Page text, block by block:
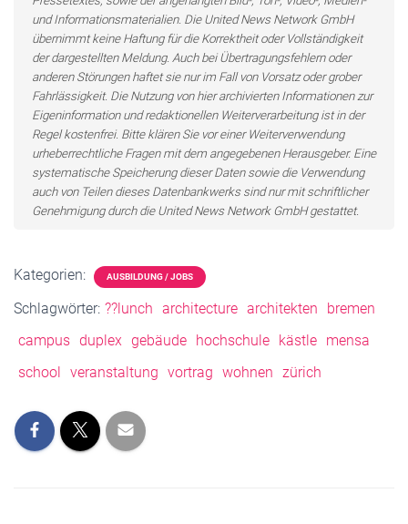
und Informationsmaterialien. Die United News Network GmbH
übernimmt keine Haftung für die Korrektheit oder Vollständigkeit
der dargestellten Meldung. Auch bei Übertragungsfehlern oder
anderen Störungen haftet sie nur im Fall von Vorsatz oder grober
Fahrlässigkeit. Die Nutzung von hier archivierten Informationen zur
Eigeninformation und redaktionellen Weiterverarbeitung ist in der
Regel kostenfrei. Bitte klären Sie vor einer Weiterverwendung
urheberrechtliche Fragen mit dem angegebenen Herausgeber. Eine
systematische Speicherung dieser Daten sowie die Verwendung
auch von Teilen dieses Datenbankwerks sind nur mit schriftlicher
Genehmigung durch die United News Network GmbH gestattet.
Kategorien: AUSBILDUNG / JOBS
Schlagwörter: ??lunch architecture architekten
bremen
campus duplex gebäude hochschule kästle mensa
school veranstaltung vortrag wohnen zürich